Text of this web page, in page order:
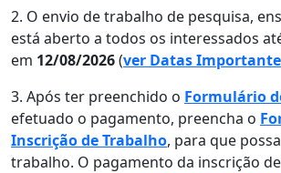
2. O envio de trabalho de pesquisa,
está aberto a todos os interessados
em 12/08/2026(ver Datas
3. Após ter preenchido o Formulário
efetuado o pagamento, preencha o
Inscrição de Trabalho, para que
trabalho. O pagamento da inscrição